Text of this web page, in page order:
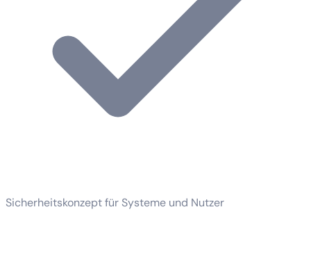
Sicherheitskonzept für Systeme und Nutzer